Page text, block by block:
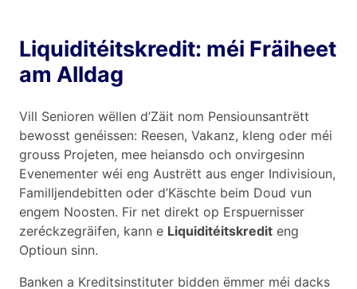
Liquiditéitskredit: méi Fräiheet
am Alldag
Vill Senioren wëllen d’Zäit nom Pensiounsantrëtt
bewosst genéissen: Reesen, Vakanz, kleng oder méi
grouss Projeten, mee heiansdo och onvirgesinn
Evenementer wéi eng Austrëtt aus enger Indivisioun,
Familljendebitten oder d’Käschte beim Doud vun
engem Noosten. Fir net direkt op Erspuernisser
zeréckzegräifen, kann e Liquiditéitskredit eng
Optioun sinn.
Banken a Kreditsinstituter bidden ëmmer méi dacks